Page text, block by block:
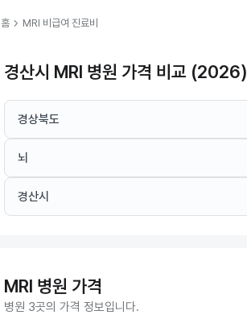
홈 chevron_right MRI 비급여 진료비
경산시 MRI 병원 가격 비교 (2026)
경상북도
뇌
경산시
MRI 병원 가격
병원 3곳의 가격 정보입니다.